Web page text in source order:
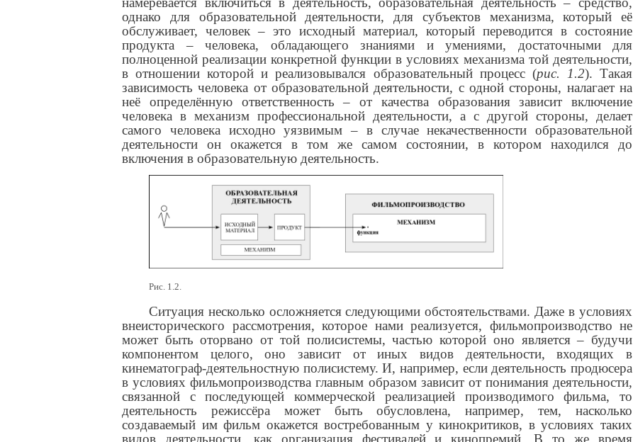
однако для образовательной деятельности, для субъектов механизма, который её
обслуживает, человек – это исходный материал, который переводится в состояние
продукта – человека, обладающего знаниями и умениями, достаточными для
полноценной реализации конкретной функции в условиях механизма той деятельности,
в отношении которой и реализовывался образовательный процесс (рис. 1.2). Такая
зависимость человека от образовательной деятельности, с одной стороны, налагает на
неё определённую ответственность – от качества образования зависит включение
человека в механизм профессиональной деятельности, а с другой стороны, делает
самого человека исходно уязвимым – в случае некачественности образовательной
деятельности он окажется в том же самом состоянии, в котором находился до
включения в образовательную деятельность.
Рис. 1.2.
Ситуация несколько осложняется следующими обстоятельствами. Даже в условиях
внеисторического рассмотрения, которое нами реализуется, фильмопроизводство не
может быть оторвано от той полисистемы, частью которой оно является – будучи
компонентом целого, оно зависит от иных видов деятельности, входящих в
кинематограф-деятельностную полисистему. И, например, если деятельность продюсера
в условиях фильмопроизводства главным образом зависит от понимания деятельности,
связанной с последующей коммерческой реализацией производимого фильма, то
деятельность режиссёра может быть обусловлена, например, тем, насколько
создаваемый им фильм окажется востребованным у кинокритиков, в условиях таких